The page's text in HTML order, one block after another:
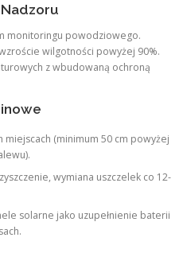
monitoringu powodziowego.
wilgotności powyżej 90%.
z wbudowaną ochroną
miejscach (minimum 50 cm powyżej
wymiana uszczelek co 12-
solarne jako uzupełnienie baterii